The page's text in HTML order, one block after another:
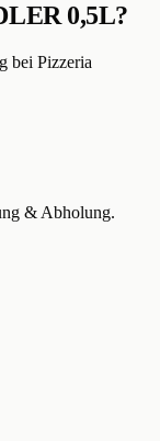
0,5L?
bei Pizzeria
& Abholung.